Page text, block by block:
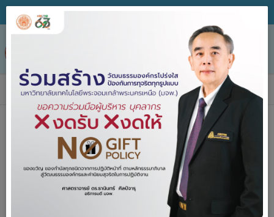
ข่าวประกาศจัดซื้อจัดจ้าง
ประกาศจัด
ซื้อจัดจ้าง 2557-2567